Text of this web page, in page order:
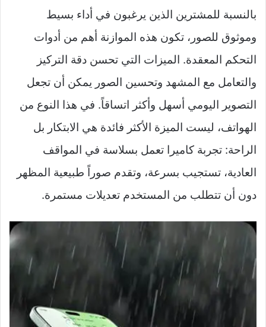
بالنسبة للمشترين الذين يرغبون في أداء بسيط
وموثوق للصور، تكون هذه الموازنة أهم من أدوات
التحكم المعقدة. الميزات التي تحسن دقة التركيز
والتعامل مع المشهد وتحسين الصور يمكن أن تجعل
التصوير اليومي أسهل وأكثر اتساقاً. في هذا النوع من
الهواتف، ليست الميزة الأكثر فائدة هي الابتكار بل
الراحة: تجربة كاميرا تعمل بسلاسة في المواقف
العادية، تستجيب بسرعة، وتقدم صوراً طبيعية المظهر
دون أن تتطلب من المستخدم تعديلات مستمرة.